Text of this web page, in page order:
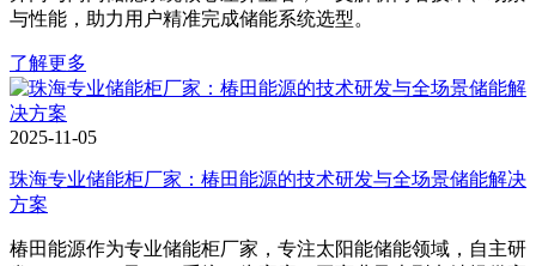
与性能，助力用户精准完成储能系统选型。
了解更多
2025-11-05
珠海专业储能柜厂家：椿田能源的技术研发与全场景储能解决
方案
椿田能源作为专业储能柜厂家，专注太阳能储能领域，自主研